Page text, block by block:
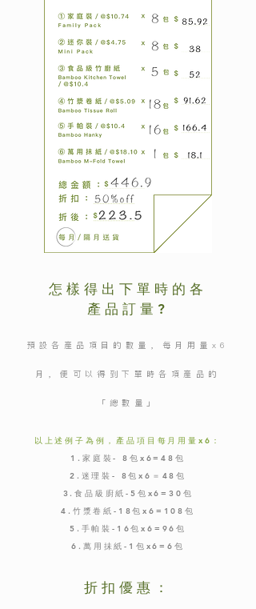
怎樣得出下單時的各
產品訂量?
預設各產品項目的數量，每月用量x6
月 ，便可以得到下單時各項產品的
「總數量」
以上述例子為例，產品項目每月用量x6：
1.​家庭裝- 8包x6=48包
2.迷理裝- 8包x6＝48包
3.食品級廚紙-5包x6=30包
4.竹漿卷紙-18包x6=108包
5.手帕裝-16包x6=96包
6.萬用抺紙-1包x6=6包
折扣優惠：